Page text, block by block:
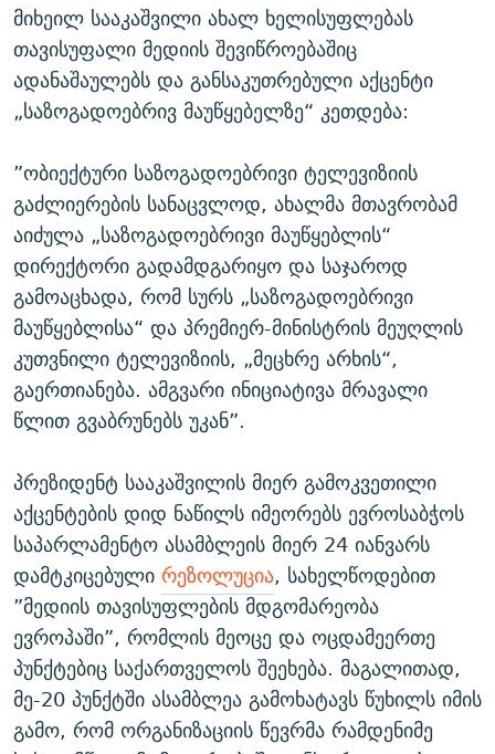
მიხეილ სააკაშვილი ახალ ხელისუფლებას
თავისუფალი მედიის შევიწროებაშიც
ადანაშაულებს და განსაკუთრებული აქცენტი
„საზოგადოებრივ მაუწყებელზე“ კეთდება:
”ობიექტური საზოგადოებრივი ტელევიზიის
გაძლიერების სანაცვლოდ, ახალმა მთავრობამ
აიძულა „საზოგადოებრივი მაუწყებლის“
დირექტორი გადამდგარიყო და საჯაროდ
გამოაცხადა, რომ სურს „საზოგადოებრივი
მაუწყებლისა“ და პრემიერ-მინისტრის მეუღლის
კუთვნილი ტელევიზიის, „მეცხრე არხის“,
გაერთიანება. ამგვარი ინიციატივა მრავალი
წლით გვაბრუნებს უკან”.
პრეზიდენტ სააკაშვილის მიერ გამოკვეთილი
აქცენტების დიდ ნაწილს იმეორებს ევროსაბჭოს
საპარლამენტო ასამბლეის მიერ 24 იანვარს
დამტკიცებული რეზოლუცია, სახელწოდებით
”მედიის თავისუფლების მდგომარეობა
ევროპაში”, რომლის მეოცე და ოცდამეერთე
პუნქტებიც საქართველოს შეეხება. მაგალითად,
მე-20 პუნქტში ასამბლეა გამოხატავს წუხილს იმის
გამო, რომ ორგანიზაციის წევრმა რამდენიმე